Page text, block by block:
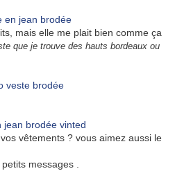
mais elle me plait bien comme ça
que je trouve des hauts bordeaux ou
vêtements ? vous aimez aussi le
messages .